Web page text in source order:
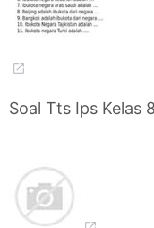
Soal Tts Ips Kelas